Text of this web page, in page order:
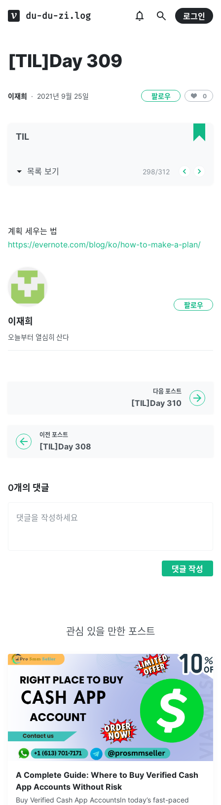
du-du-zi.log 로그인
[TIL]Day 309
이재희 · 2021년 9월 25일 팔로우 0
TIL
목록 보기 298/312
계획 세우는 법
https://evernote.com/blog/ko/how-to-make-a-plan/
이재희
오늘부터 열심히 산다
팔로우
이전 포스트
[TIL]Day 308
다음 포스트
[TIL]Day 310
0개의 댓글
댓글 작성
관심 있을 만한 포스트
A Complete Guide: Where to Buy Verified Cash
App Accounts Without Risk
Buy Verified Cash App AccountsIn today’s fast-paced